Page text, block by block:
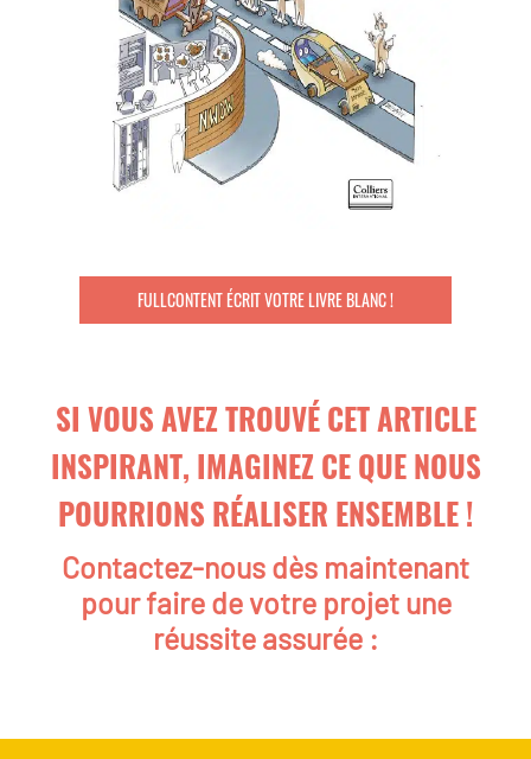
FULLCONTENT ÉCRIT VOTRE LIVRE BLANC !
SI VOUS AVEZ TROUVÉ CET ARTICLE
INSPIRANT, IMAGINEZ CE QUE NOUS
POURRIONS RÉALISER ENSEMBLE !
Contactez-nous dès maintenant
pour faire de votre projet une
réussite assurée :